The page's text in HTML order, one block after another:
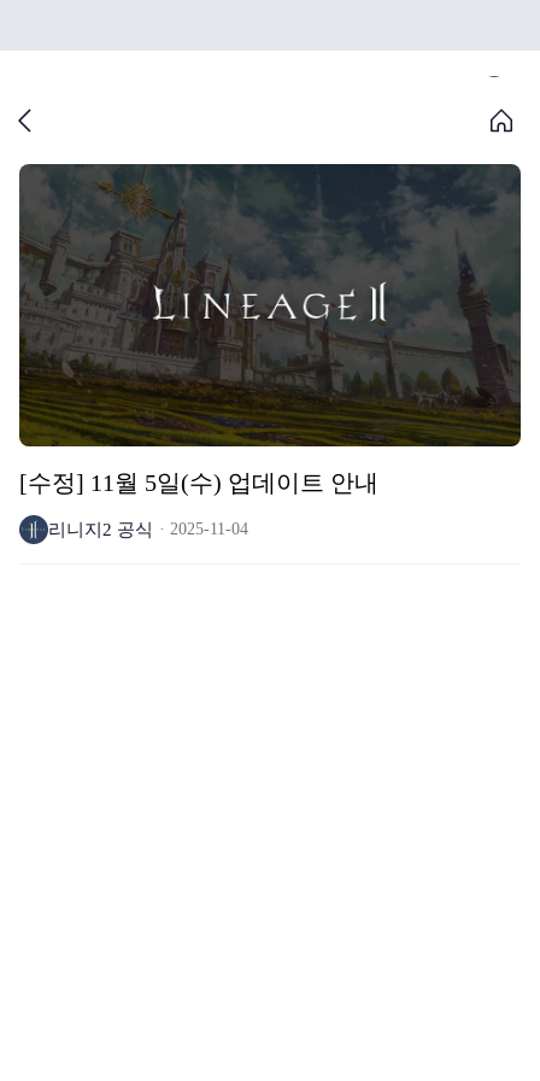
[수정] 11월 5일(수) 업데이트 안내
리니지2 공식 2025-11-04